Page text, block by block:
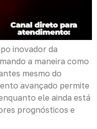
inovador da
a maneira como
mesmo do
avançado permite
ele ainda está
prognósticos e